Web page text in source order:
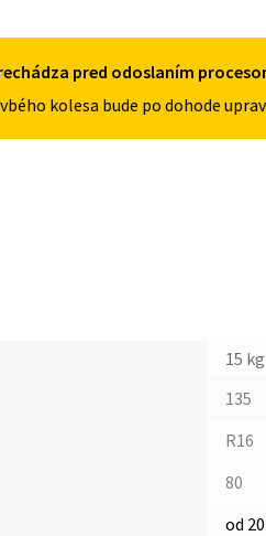
pred odoslaním
kolesa bude po dohode
15 kg
135
R16
80
od